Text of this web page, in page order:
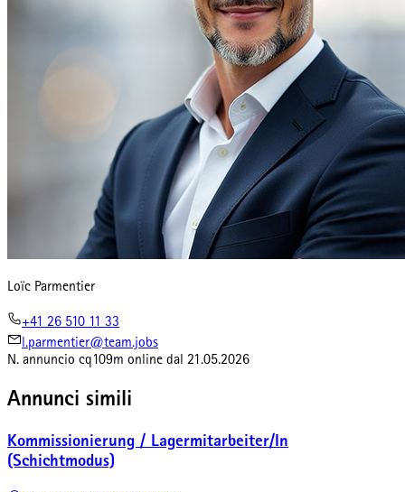
Loïc Parmentier
+41 26 510 11 33
l.parmentier@team.jobs
N. annuncio cq109m online dal 21.05.2026
Annunci simili
Kommissionierung / Lagermitarbeiter/In
(Schichtmodus)